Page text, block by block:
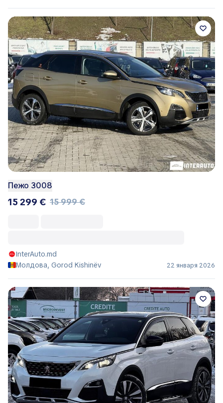
Пежо 3008
15 299 € 15 999 €
InterAuto.md
Молдова, Gorod Kishinëv
22 января 2026